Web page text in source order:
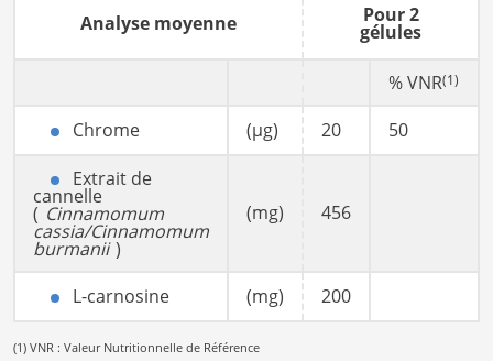
Analyse moyenne Pour 2
gélules
% VNR(1)
Chrome (µg) 20
50
Extrait de
cannelle
( Cinnamomum
cassia/Cinnamomum
burmanii )
(mg) 456
L-carnosine (mg) 200
(1) VNR : Valeur Nutritionnelle de Référence